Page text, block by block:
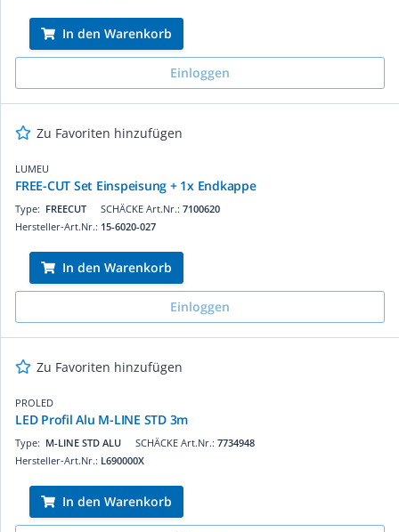
In den Warenkorb
Einloggen
Zu Favoriten hinzufügen
LUMEU
FREE-CUT Set Einspeisung + 1x Endkappe
SCHÄCKE Art.Nr.: 7100620
Type: FREECUT
Hersteller-Art.Nr.: 15-6020-027
In den Warenkorb
Einloggen
Zu Favoriten hinzufügen
PROLED
LED Profil Alu M-LINE STD 3m
SCHÄCKE Art.Nr.: 7734948
Type: M-LINE STD ALU
Hersteller-Art.Nr.: L690000X
In den Warenkorb